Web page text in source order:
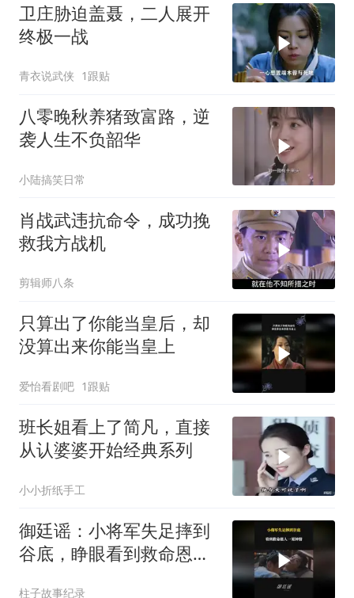
卫庄胁迫盖聂，二人展开
终极一战
青衣说武侠 1跟贴
八零晚秋养猪致富路，逆
袭人生不负韶华
小陆搞笑日常
肖战武违抗命令，成功挽
救我方战机
剪辑师八条
只算出了你能当皇后，却
没算出来你能当皇上
爱怡看剧吧 1跟贴
班长姐看上了简凡，直接
从认婆婆开始经典系列
小小折纸手工
御廷谣：小将军失足摔到
谷底，睁眼看到救命恩
柱子故事纪录